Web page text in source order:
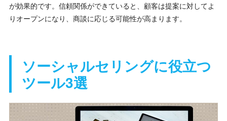
が効果的です。信頼関係ができていると、顧客は提案に対してよ
りオープンになり、商談に応じる可能性が高まります。
ソーシャルセリングに役立つ
ツール3選